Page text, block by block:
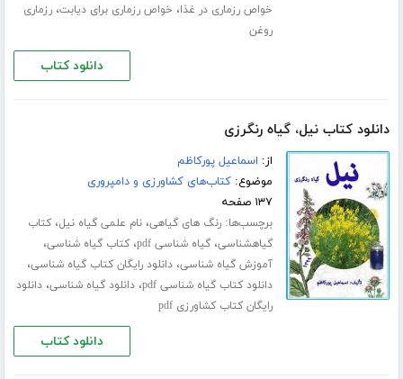
خواص رزماری در غذا، خواص رزماری برای دیابت،رزماری
روغن
دانلود کتاب
دانلود کتاب نیل، گیاه رنگرزی
از: اسماعیل پورکاظم
موضوع:کتاب‌های کشاورزی و دامپروری
۱۳۷ صفحه
برچسب‌ها:رنگ های گیاهی،نام علمی گیاه نیل،کتاب
گیاهشناسی،گیاه شناسی pdf ،کتاب گیاه شناسی،
آموزش گیاه شناسی،دانلود رایگان کتاب گیاه شناسی،
دانلود کتاب گیاه شناسی pdf ،دانلود گیاه شناسی،دانلود
رایگان کتاب کشاورزی pdf
دانلود کتاب